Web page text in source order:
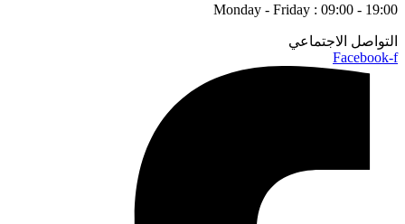
Monday - Friday : 09:00 - 19:00
التواصل الاجتماعي
Facebook-f